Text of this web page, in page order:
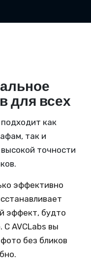
для всех
как
так и
точности
эффективно
эффект, будто
С AVCLabs вы
без бликов